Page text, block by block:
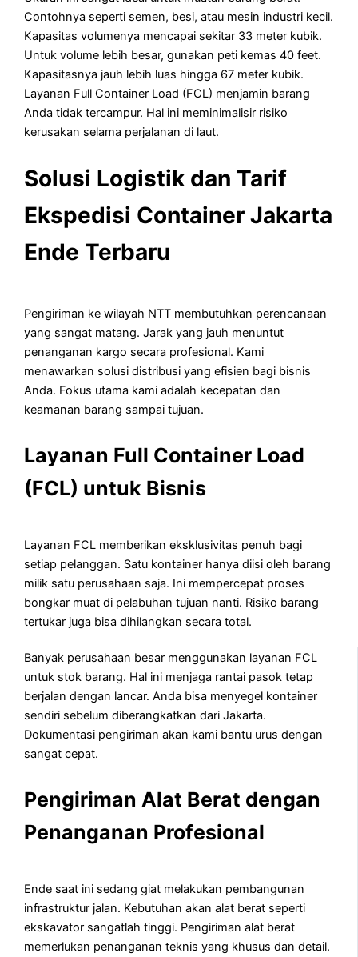
Contohnya seperti semen, besi, atau mesin industri kecil.
Kapasitas volumenya mencapai sekitar 33 meter kubik.
Untuk volume lebih besar, gunakan peti kemas 40 feet.
Kapasitasnya jauh lebih luas hingga 67 meter kubik.
Layanan Full Container Load (FCL) menjamin barang
Anda tidak tercampur. Hal ini meminimalisir risiko
kerusakan selama perjalanan di laut.
Solusi Logistik dan Tarif
Ekspedisi Container Jakarta
Ende Terbaru
Pengiriman ke wilayah NTT membutuhkan perencanaan
yang sangat matang. Jarak yang jauh menuntut
penanganan kargo secara profesional. Kami
menawarkan solusi distribusi yang efisien bagi bisnis
Anda. Fokus utama kami adalah kecepatan dan
keamanan barang sampai tujuan.
Layanan Full Container Load
(FCL) untuk Bisnis
Layanan FCL memberikan eksklusivitas penuh bagi
setiap pelanggan. Satu kontainer hanya diisi oleh barang
milik satu perusahaan saja. Ini mempercepat proses
bongkar muat di pelabuhan tujuan nanti. Risiko barang
tertukar juga bisa dihilangkan secara total.
Banyak perusahaan besar menggunakan layanan FCL
untuk stok barang. Hal ini menjaga rantai pasok tetap
berjalan dengan lancar. Anda bisa menyegel kontainer
sendiri sebelum diberangkatkan dari Jakarta.
Dokumentasi pengiriman akan kami bantu urus dengan
sangat cepat.
Pengiriman Alat Berat dengan
Penanganan Profesional
Ende saat ini sedang giat melakukan pembangunan
infrastruktur jalan. Kebutuhan akan alat berat seperti
ekskavator sangatlah tinggi. Pengiriman alat berat
memerlukan penanganan teknis yang khusus dan detail.